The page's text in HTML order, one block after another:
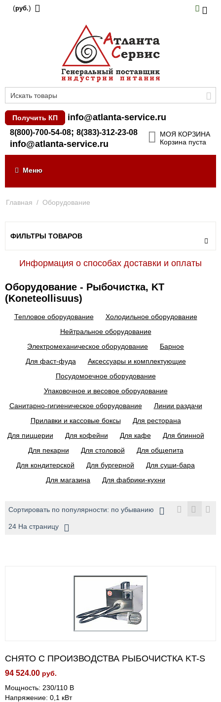
(руб.)
Получить КП info@atlanta-service.ru
8(800)-700-54-08; 8(383)-312-23-08
info@atlanta-service.ru
МОЯ КОРЗИНА
Корзина пуста
Меню
Главная / Оборудование
ФИЛЬТРЫ ТОВАРОВ
Информация о способах доставки и оплаты
Оборудование - Рыбочистка, KT
(Koneteollisuus)
Тепловое оборудование
Холодильное оборудование
Нейтральное оборудование
Электромеханическое оборудование
Барное
Для фаст-фуда
Аксессуары и комплектующие
Посудомоечное оборудование
Упаковочное и весовое оборудование
Санитарно-гигиеническое оборудование
Линии раздачи
Прилавки и кассовые боксы
Для ресторана
Для пиццерии
Для кофейни Для кафе
Для блинной
Для пекарни
Для столовой
Для общепита
Для кондитерской
Для бургерной
Для суши-бара
Для магазина
Для фабрики-кухни
Сортировать по популярности: по убыванию
24 На страницу
СНЯТО С ПРОИЗВОДСТВА РЫБОЧИСТКА KT-S
94 524.00 руб.
Мощность: 230/110 В
Напряжение: 0,1 кВт